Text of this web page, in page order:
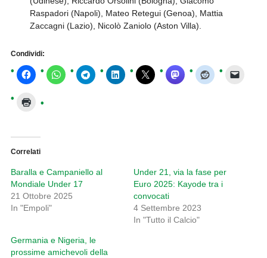
Raspadori (Napoli), Mateo Retegui (Genoa), Mattia
Zaccagni (Lazio), Nicolò Zaniolo (Aston Villa).
Condividi:
Correlati
Baralla e Campaniello al
Mondiale Under 17
21 Ottobre 2025
In "Empoli"
Under 21, via la fase per
Euro 2025: Kayode tra i
convocati
4 Settembre 2023
In "Tutto il Calcio"
Germania e Nigeria, le
prossime amichevoli della